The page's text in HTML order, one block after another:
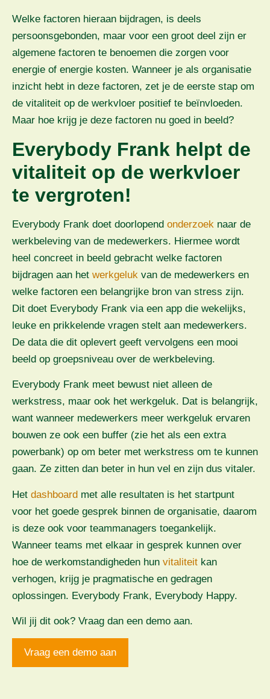
Welke factoren hieraan bijdragen, is deels
persoonsgebonden, maar voor een groot deel zijn er
algemene factoren te benoemen die zorgen voor
energie of energie kosten. Wanneer je als organisatie
inzicht hebt in deze factoren, zet je de eerste stap om
de vitaliteit op de werkvloer positief te beïnvloeden.
Maar hoe krijg je deze factoren nu goed in beeld?
Everybody Frank helpt de
vitaliteit op de werkvloer
te vergroten!
Everybody Frank doet doorlopend onderzoek naar de
werkbeleving van de medewerkers. Hiermee wordt
heel concreet in beeld gebracht welke factoren
bijdragen aan het werkgeluk van de medewerkers en
welke factoren een belangrijke bron van stress zijn.
Dit doet Everybody Frank via een app die wekelijks,
leuke en prikkelende vragen stelt aan medewerkers.
De data die dit oplevert geeft vervolgens een mooi
beeld op groepsniveau over de werkbeleving.
Everybody Frank meet bewust niet alleen de
werkstress, maar ook het werkgeluk. Dat is belangrijk,
want wanneer medewerkers meer werkgeluk ervaren
bouwen ze ook een buffer (zie het als een extra
powerbank) op om beter met werkstress om te kunnen
gaan. Ze zitten dan beter in hun vel en zijn dus vitaler.
Het dashboard met alle resultaten is het startpunt
voor het goede gesprek binnen de organisatie, daarom
is deze ook voor teammanagers toegankelijk.
Wanneer teams met elkaar in gesprek kunnen over
hoe de werkomstandigheden hun vitaliteit kan
verhogen, krijg je pragmatische en gedragen
oplossingen. Everybody Frank, Everybody Happy.
Wil jij dit ook? Vraag dan een demo aan.
Vraag een demo aan